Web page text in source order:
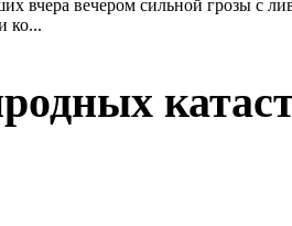
вчера вечером сильной грозы с
ко...